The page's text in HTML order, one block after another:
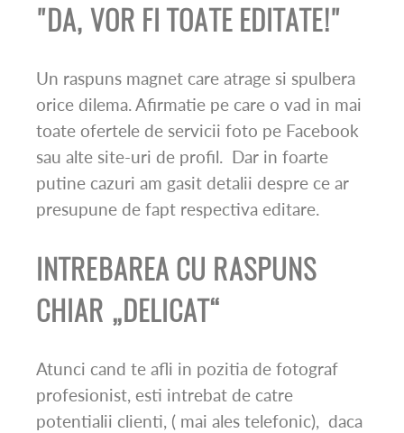
"DA, VOR FI TOATE EDITATE!"
Un raspuns magnet care atrage si spulbera
orice dilema. Afirmatie pe care o vad in mai
toate ofertele de servicii foto pe Facebook
sau alte site-uri de profil. Dar in foarte
putine cazuri am gasit detalii despre ce ar
presupune de fapt respectiva editare.
INTREBAREA CU RASPUNS
CHIAR „DELICAT“
Atunci cand te afli in pozitia de fotograf
profesionist, esti intrebat de catre
potentialii clienti, ( mai ales telefonic), daca